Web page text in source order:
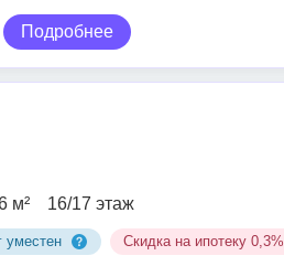
Подробнее
м² 16/17 этаж
уместен Скидка на ипотеку 0,3%